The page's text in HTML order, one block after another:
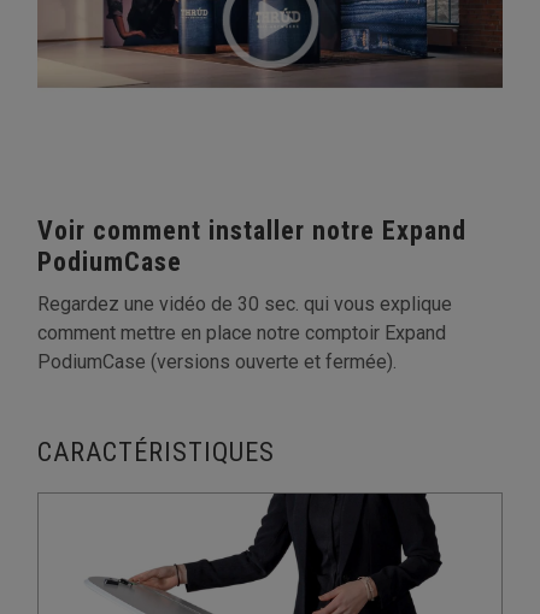
Voir comment installer notre Expand
PodiumCase
Regardez une vidéo de 30 sec. qui vous explique
comment mettre en place notre comptoir Expand
PodiumCase (versions ouverte et fermée).
CARACTÉRISTIQUES